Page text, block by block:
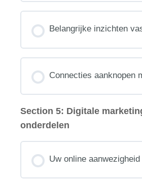
Belangrijke inzichten
Connecties aanknopen
Section 5: Digitale
onderdelen
Uw online